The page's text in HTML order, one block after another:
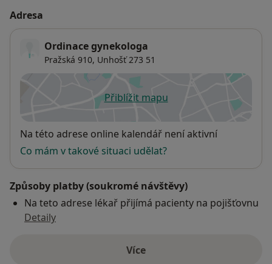
Adresa
Ordinace gynekologa
Pražská 910, Unhošť273 51
Přiblížit mapuse otevře v nové záložce
Dostupnost
Na této adrese online kalendář není aktivní
Co mám v takové situaci udělat?
Způsoby platby (soukromé návštěvy)
Na teto adrese lékař přijímá pacienty na pojišťovnu
Detaily
Víceo adrese